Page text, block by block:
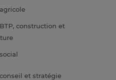
construction et
et stratégie